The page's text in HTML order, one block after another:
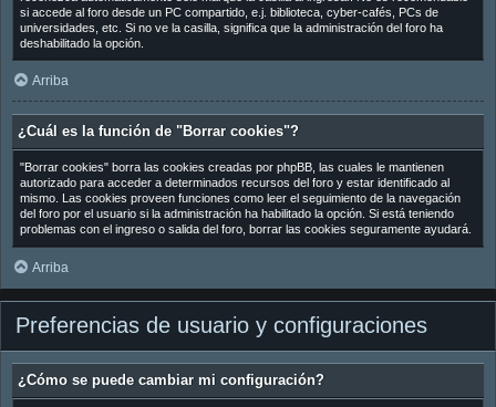
si accede al foro desde un PC compartido, e.j. biblioteca, cyber-cafés, PCs de
universidades, etc. Si no ve la casilla, significa que la administración del foro ha
deshabilitado la opción.
Arriba
¿Cuál es la función de "Borrar cookies"?
"Borrar cookies" borra las cookies creadas por phpBB, las cuales le mantienen
autorizado para acceder a determinados recursos del foro y estar identificado al
mismo. Las cookies proveen funciones como leer el seguimiento de la navegación
del foro por el usuario si la administración ha habilitado la opción. Si está teniendo
problemas con el ingreso o salida del foro, borrar las cookies seguramente ayudará.
Arriba
Preferencias de usuario y configuraciones
¿Cómo se puede cambiar mi configuración?